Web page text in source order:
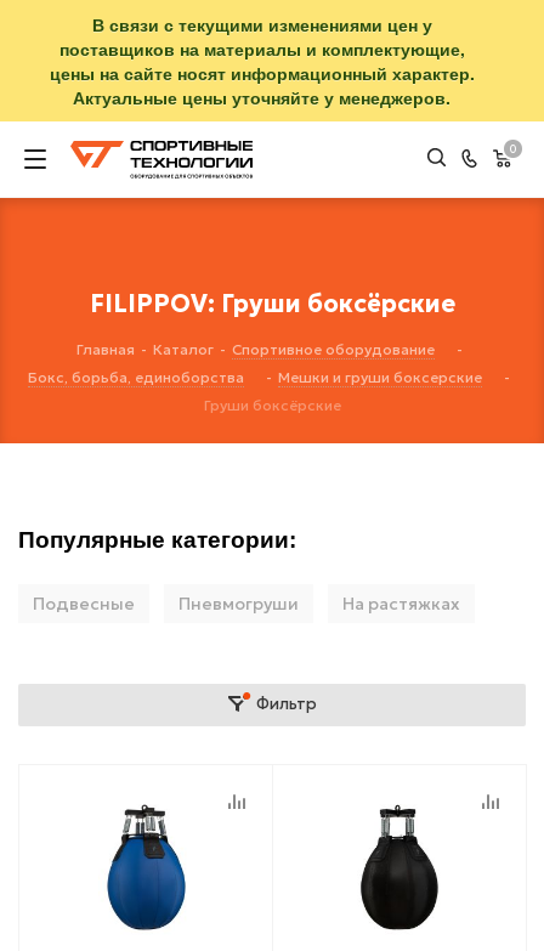
В связи с текущими изменениями цен у
поставщиков на материалы и комплектующие,
цены на сайте носят информационный характер.
Актуальные цены уточняйте у менеджеров.
0
FILIPPOV: Груши боксёрские
Главная - Каталог - Спортивное оборудование
-
Бокс, борьба, единоборства
- Мешки и груши боксерские
-
Груши боксёрские
Популярные категории:
Подвесные Пневмогруши На растяжках
Фильтр